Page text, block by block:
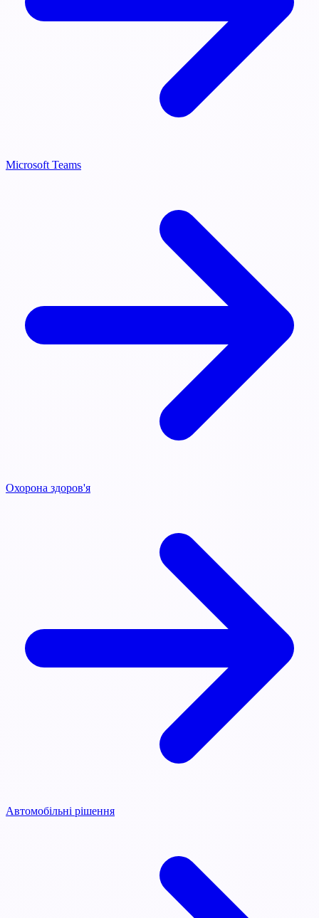
Microsoft Teams
Охорона здоров'я
Автомобільні рішення